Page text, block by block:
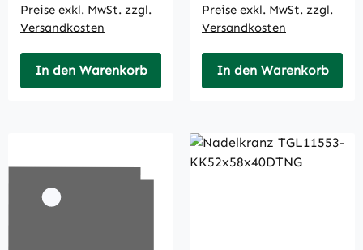
Preise exkl. MwSt. zzgl.
Versandkosten
In den Warenkorb
Preise exkl. MwSt. zzgl.
Versandkosten
In den Warenkorb